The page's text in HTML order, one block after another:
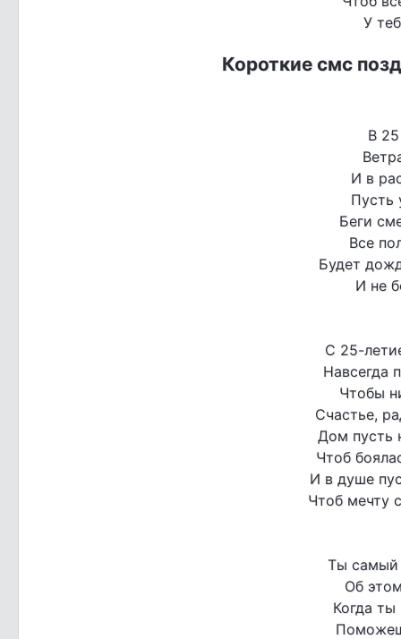
У
Короткие смс
В
И в
Пусть
Беги
Все
Будет
И не
С 25-
Навсегда
Чтобы
Счастье,
Дом пусть
Чтоб
И в душе
Чтоб мечту
Ты самый
Об
Когда